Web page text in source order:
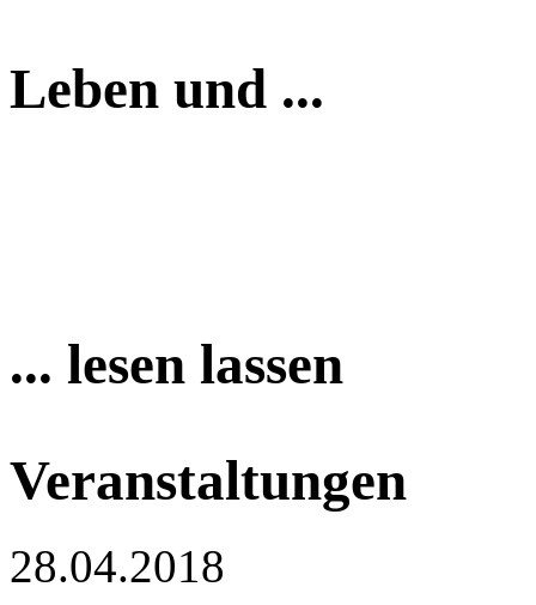
Leben und ...
... lesen lassen
Veranstaltungen
28.04.2018